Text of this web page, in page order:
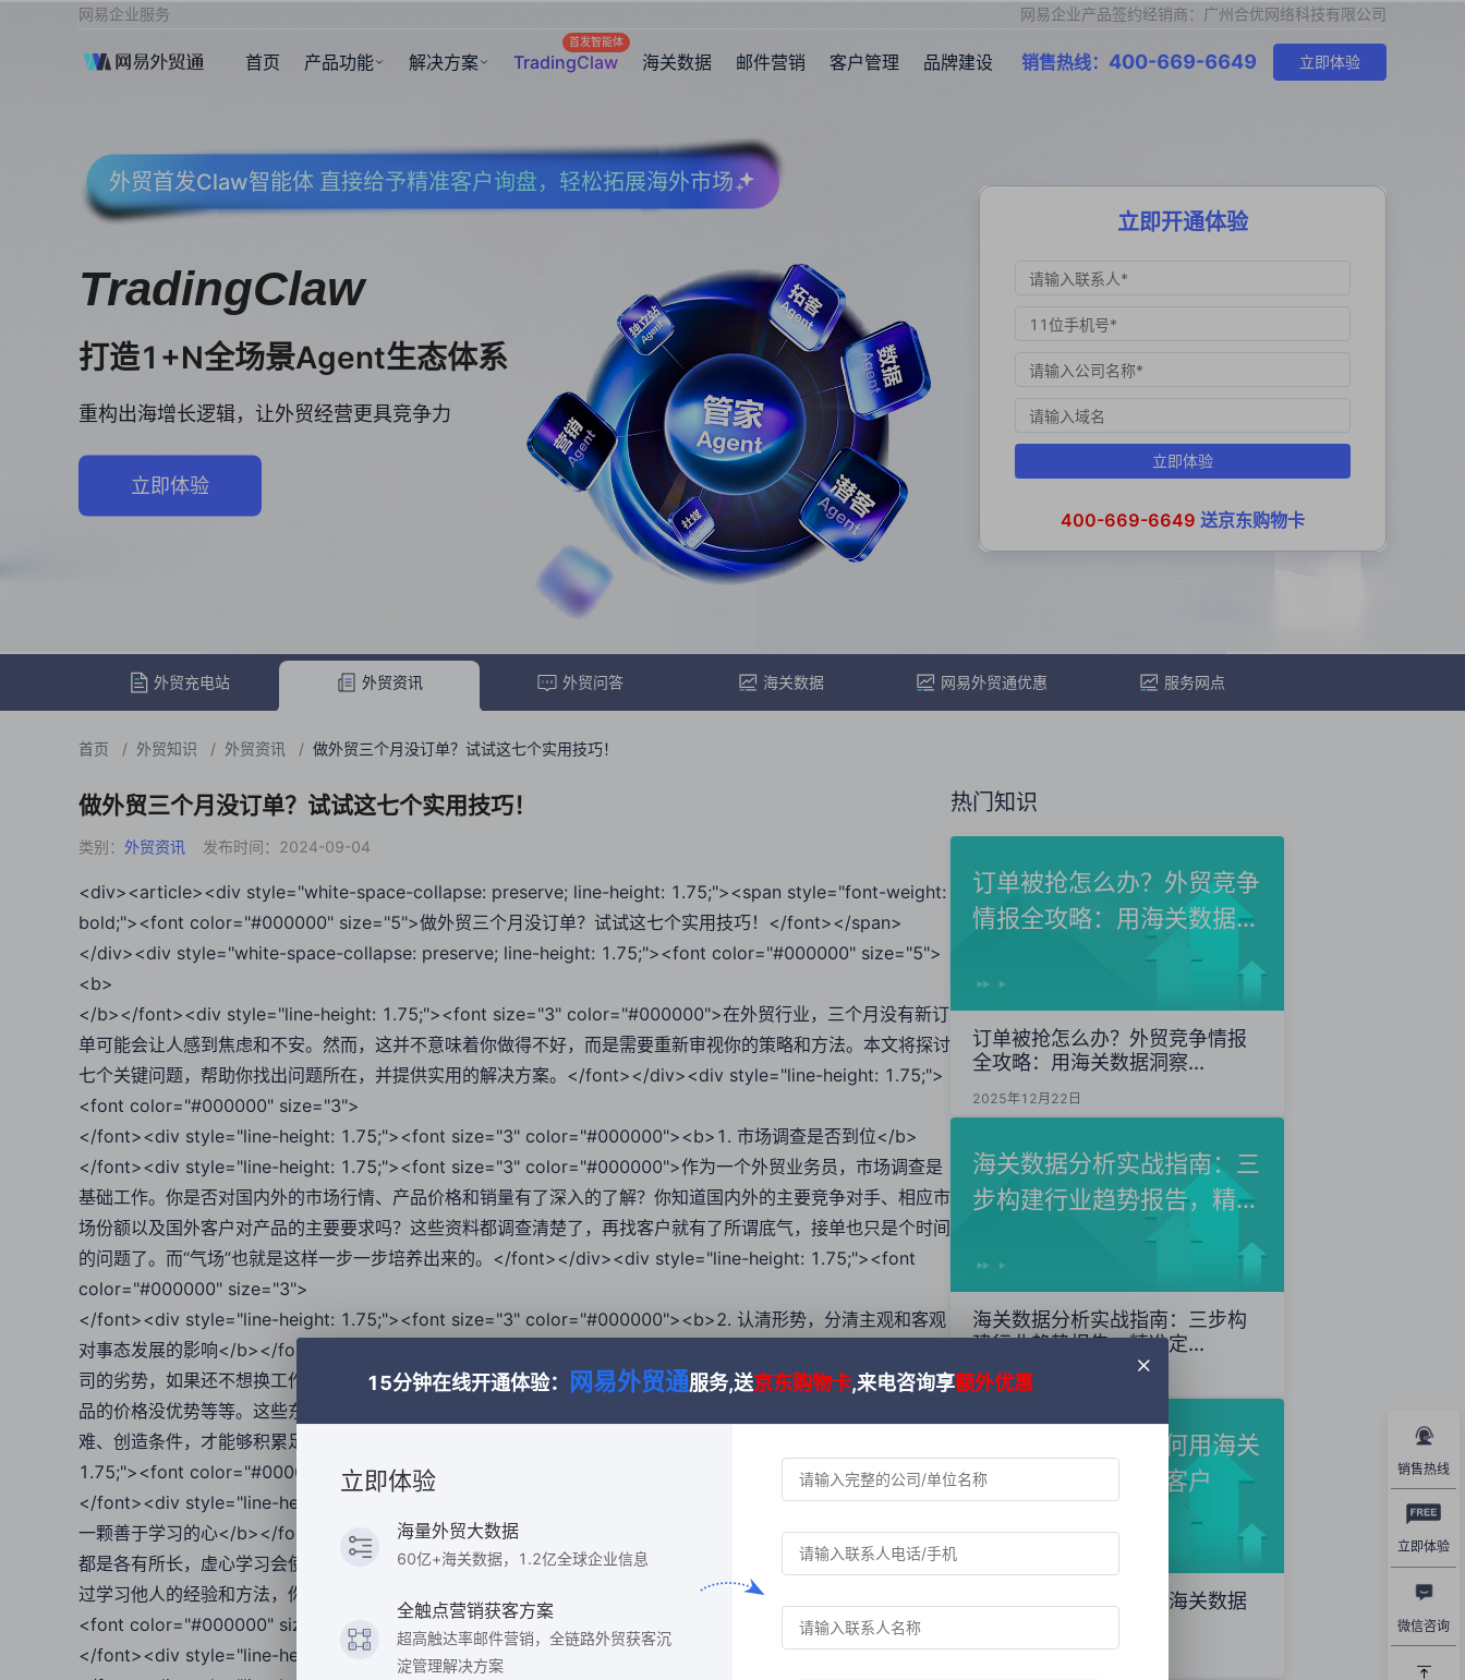
网易企业服务 网易企业产品签约经销商：广州合优网络科技有限公司
首页 产品功能 解决方案 TradingClaw
首发智能体
海关数据 邮件营销 客户管理 品牌建设 销售热线： 400-669-6649 立即体验
外贸首发Claw智能体 直接给予精准客户询盘，轻松拓展海外市场
TradingClaw
打造1+N全场景Agent生态体系
重构出海增长逻辑，让外贸经营更具竞争力
立即体验
立即开通体验
立即体验
400-669-6649 送京东购物卡
外贸充电站 外贸资讯 外贸问答 海关数据 网易外贸通优惠 服务网点
首页 / 外贸知识 / 外贸资讯 / 做外贸三个月没订单？试试这七个实用技巧！
做外贸三个月没订单？试试这七个实用技巧！
类别： 外贸资讯 发布时间：2024-09-04
<div><article><div style="white-space-collapse: preserve; line-height: 1.75;"><span style="font-weight:
bold;"><font color="#000000" size="5">做外贸三个月没订单？试试这七个实用技巧！</font></span>
</div><div style="white-space-collapse: preserve; line-height: 1.75;"><font color="#000000" size="5">
<b>
</b></font><div style="line-height: 1.75;"><font size="3" color="#000000">在外贸行业，三个月没有新订
单可能会让人感到焦虑和不安。然而，这并不意味着你做得不好，而是需要重新审视你的策略和方法。本文将探讨
七个关键问题，帮助你找出问题所在，并提供实用的解决方案。</font></div><div style="line-height: 1.75;">
<font color="#000000" size="3">
</font><div style="line-height: 1.75;"><font size="3" color="#000000"><b>1. 市场调查是否到位</b>
</font><div style="line-height: 1.75;"><font size="3" color="#000000">作为一个外贸业务员，市场调查是
基础工作。你是否对国内外的市场行情、产品价格和销量有了深入的了解？你知道国内外的主要竞争对手、相应市
场份额以及国外客户对产品的主要要求吗？这些资料都调查清楚了，再找客户就有了所谓底气，接单也只是个时间
的问题了。而“气场”也就是这样一步一步培养出来的。</font></div><div style="line-height: 1.75;"><font
color="#000000" size="3">
</font><div style="line-height: 1.75;"><font size="3" color="#000000"><b>2. 认清形势，分清主观和客观
对事态发展的影响</b></font><div style="line-height: 1.75;"><font size="3" color="#000000">不要抱怨公
司的劣势，如果还不想换工作，就尽量把困难踩在脚下。业务员最容易抱怨的就是公司的实力差、老板没水平、产
品的价格没优势等等。这些东西或许是公司的劣势，但它们不应该成为你业绩差或者接不到订单的理由。克服困
难、创造条件，才能够积累足够的信心去跟你的潜在客户亲密接触。</font></div><div style="line-height:
1.75;"><font color="#000000" size="3">
</font><div style="line-height: 1.75;"><font size="3" color="#000000"><b>3. 坚信三人行必有我师，保持
一颗善于学习的心</b></font><div style="line-height: 1.75;"><font size="3" color="#000000">身边的同事
都是各有所长，虚心学习会使你赢得不少朋友。虽说走上社会的人都很现实，但总能够找到几个志同道合的人。通
过学习他人的经验和方法，你可以不断提升自己的业务能力。</font></div><div style="line-height: 1.75;">
<font color="#000000" size="3">
</font><div style="line-height: 1.75;"><font size="3" color="#000000"><b>4. 凡事考虑到客户前面</b>
热门知识
订单被抢怎么办？外贸竞争
情报全攻略：用海关数据洞
订单被抢怎么办？外贸竞争情报
全攻略：用海关数据洞察...
2025年12月22日
海关数据分析实战指南：三
步构建行业趋势报告，精准
海关数据分析实战指南：三步构
建行业趋势报告，精准定...
2025年12月20日
外贸获客秘籍：如何用海关
数据精准开发海外客户
外贸获客秘籍：如何用海关数据
15分钟在线开通体验： 网易外贸通服务,送京东购物卡,来电咨询享额外优惠
立即体验
海量外贸大数据
60亿+海关数据，1.2亿全球企业信息
全触点营销获客方案
超高触达率邮件营销，全链路外贸获客沉
淀管理解决方案
销售热线
立即体验
微信咨询